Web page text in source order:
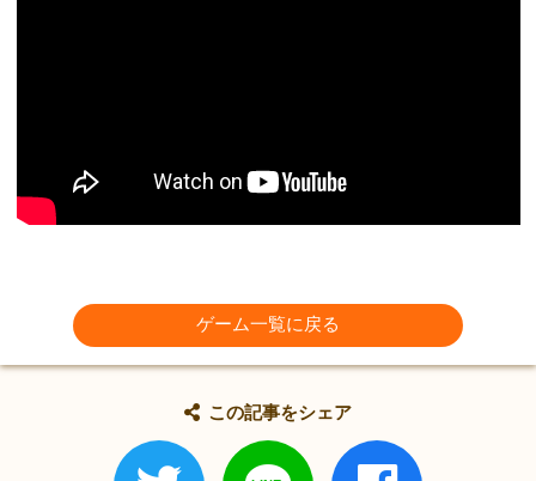
ゲーム一覧に戻る
この記事をシェア